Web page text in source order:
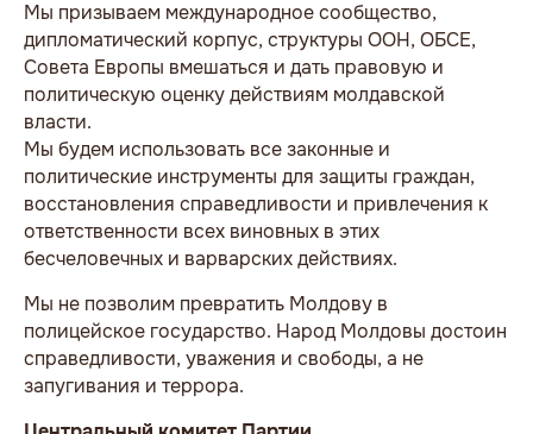
Мы призываем международное сообщество,
дипломатический корпус, структуры ООН, ОБСЕ,
Совета Европы вмешаться и дать правовую и
политическую оценку действиям молдавской
власти.
Мы будем использовать все законные и
политические инструменты для защиты граждан,
восстановления справедливости и привлечения к
ответственности всех виновных в этих
бесчеловечных и варварских действиях.
Мы не позволим превратить Молдову в
полицейское государство. Народ Молдовы достоин
справедливости, уважения и свободы, а не
запугивания и террора.